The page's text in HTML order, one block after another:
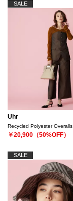
SALE
Uhr
Recycled Polyester Overalls
￥20,900（50%OFF）
SALE